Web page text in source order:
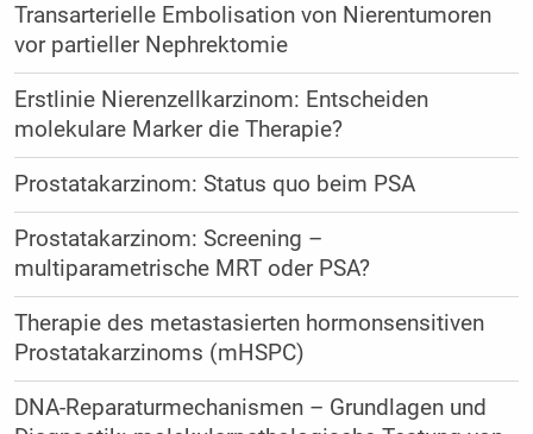
Transarterielle Embolisation von Nierentumoren
vor partieller Nephrektomie
Erstlinie Nierenzellkarzinom: Entscheiden
molekulare Marker die Therapie?
Prostatakarzinom: Status quo beim PSA
Prostatakarzinom: Screening –
multiparametrische MRT oder PSA?
Therapie des metastasierten hormonsensitiven
Prostatakarzinoms (mHSPC)
DNA-Reparaturmechanismen – Grundlagen und